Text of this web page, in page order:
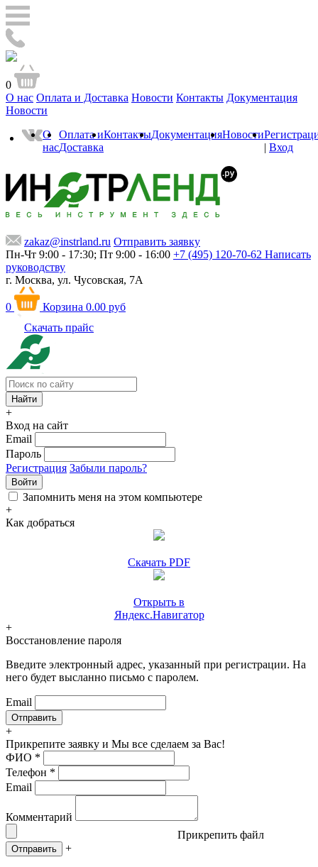
0
О нас Оплата и Доставка Новости Контакты Документация
Новости
О
нас
Оплата и
Доставка
КонтактыДокументацияНовости
| Вход
zakaz@instrland.ru Отправить заявку
Пн-Чт 9:00 - 17:30; Пт 9:00 - 16:00 +7 (495) 120-70-62 Написать
руководству
г. Москва, ул. Чусовская, 7А
0 Корзина 0.00 руб
Скачать прайс
+
Вход на сайт
Email
Пароль
Регистрация Забыли пароль?
Войти
Запомнить меня на этом компьютере
+
Как добраться
Скачать PDF
Открыть в
Яндекс.Навигатор
+
Восстановление пароля
Введите электронный адрес, указанный при регистрации. На
него будет высланно письмо с паролем.
Email
+
Прикрепите заявку и Мы все сделаем за Вас!
ФИО *
Телефон *
Email
Комментарий
Прикрепить файл
Отправить +